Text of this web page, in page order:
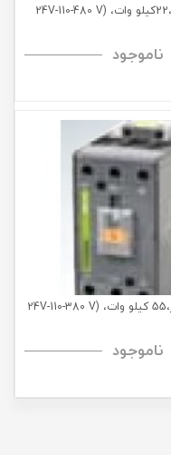
کنتاکتور 50 آمپر،22کیلو وات، (24V-110-480 V
ناموجود
کنتاکتور 100 آمپر،55 کیلو وات، (24V-110-380 V
ناموجود